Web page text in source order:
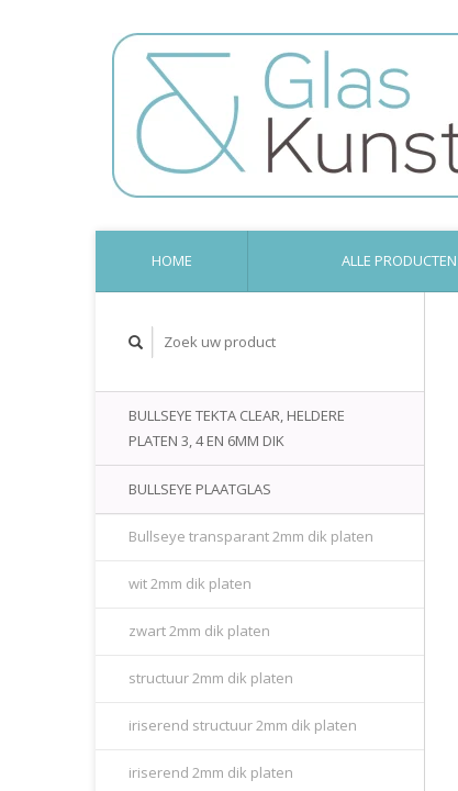
HOME ALLE PRODUCTEN
BULLSEYE TEKTA CLEAR, HELDERE
PLATEN 3, 4 EN 6MM DIK
BULLSEYE PLAATGLAS
Bullseye transparant 2mm dik platen
wit 2mm dik platen
zwart 2mm dik platen
structuur 2mm dik platen
iriserend structuur 2mm dik platen
iriserend 2mm dik platen